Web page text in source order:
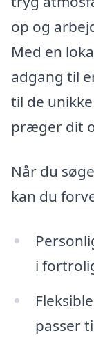
op og
Med en
adgang til
til de
præger dit
Når du
kan du
i
passer